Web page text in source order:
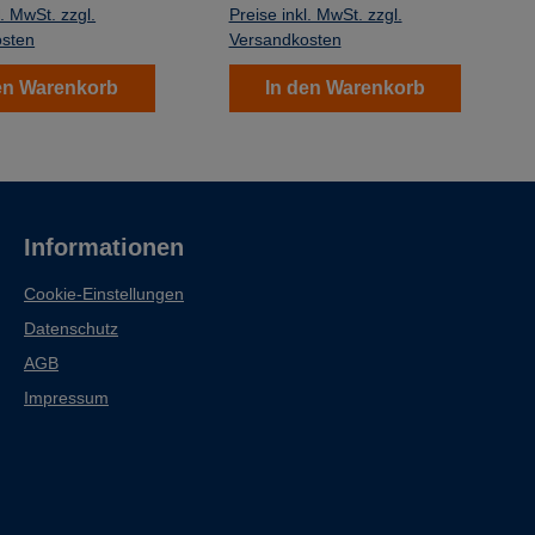
gebündelten
anbringen.
MwSt. zzgl.
Warenkorb
um die gebündelten
Geldscheine anbringen.
Preise inkl. MwSt. zzgl.
Versandkosten
In den Warenkorb
Informationen
Cookie-Einstellungen
Datenschutz
AGB
Impressum